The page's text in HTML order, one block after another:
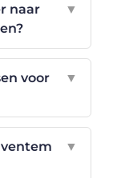
naar
▼
voor
▼
▼